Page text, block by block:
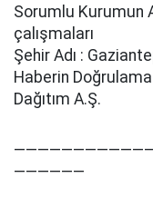
Sorumlu Kurumun
çalışmaları
Şehir Adı :
Haberin
Dağıtım A.Ş.
——————